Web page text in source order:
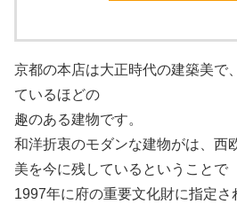
京都の本店は大正時代の建築美で
ているほどの
趣のある建物です。
和洋折衷のモダンな建物がは、西
美を今に残しているということで
1997年に府の重要文化財に指定さ